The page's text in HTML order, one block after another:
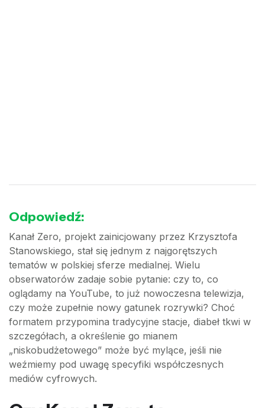
Odpowiedź:
Kanał Zero, projekt zainicjowany przez Krzysztofa
Stanowskiego, stał się jednym z najgorętszych
tematów w polskiej sferze medialnej. Wielu
obserwatorów zadaje sobie pytanie: czy to, co
oglądamy na YouTube, to już nowoczesna telewizja,
czy może zupełnie nowy gatunek rozrywki? Choć
formatem przypomina tradycyjne stacje, diabeł tkwi w
szczegółach, a określenie go mianem
„niskobudżetowego” może być mylące, jeśli nie
weźmiemy pod uwagę specyfiki współczesnych
mediów cyfrowych.